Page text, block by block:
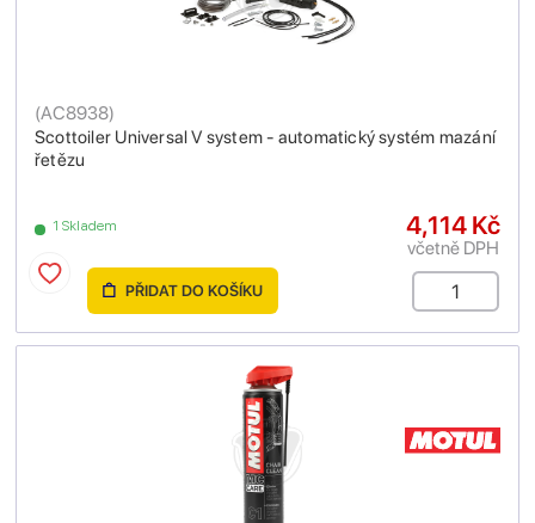
Scottoiler Universal V system - automatický systém mazání
řetězu
(AC8938)
1 Skladem 4,114 Kč
včetně DPH
PŘIDAT DO KOŠÍKU